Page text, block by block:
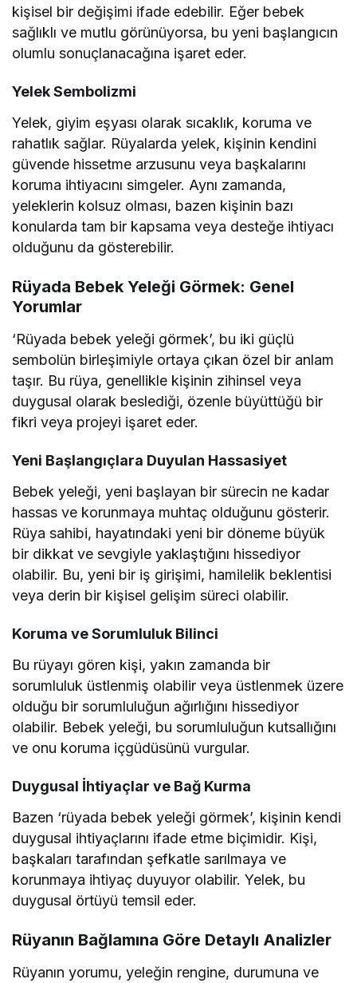
kişisel bir değişimi ifade edebilir. Eğer bebek
sağlıklı ve mutlu görünüyorsa, bu yeni başlangıcın
olumlu sonuçlanacağına işaret eder.
Yelek Sembolizmi
Yelek, giyim eşyası olarak sıcaklık, koruma ve
rahatlık sağlar. Rüyalarda yelek, kişinin kendini
güvende hissetme arzusunu veya başkalarını
koruma ihtiyacını simgeler. Aynı zamanda,
yeleklerin kolsuz olması, bazen kişinin bazı
konularda tam bir kapsama veya desteğe ihtiyacı
olduğunu da gösterebilir.
Rüyada Bebek Yeleği Görmek: Genel
Yorumlar
‘Rüyada bebek yeleği görmek’, bu iki güçlü
sembolün birleşimiyle ortaya çıkan özel bir anlam
taşır. Bu rüya, genellikle kişinin zihinsel veya
duygusal olarak beslediği, özenle büyüttüğü bir
fikri veya projeyi işaret eder.
Yeni Başlangıçlara Duyulan Hassasiyet
Bebek yeleği, yeni başlayan bir sürecin ne kadar
hassas ve korunmaya muhtaç olduğunu gösterir.
Rüya sahibi, hayatındaki yeni bir döneme büyük
bir dikkat ve sevgiyle yaklaştığını hissediyor
olabilir. Bu, yeni bir iş girişimi, hamilelik beklentisi
veya derin bir kişisel gelişim süreci olabilir.
Koruma ve Sorumluluk Bilinci
Bu rüyayı gören kişi, yakın zamanda bir
sorumluluk üstlenmiş olabilir veya üstlenmek üzere
olduğu bir sorumluluğun ağırlığını hissediyor
olabilir. Bebek yeleği, bu sorumluluğun kutsallığını
ve onu koruma içgüdüsünü vurgular.
Duygusal İhtiyaçlar ve Bağ Kurma
Bazen ‘rüyada bebek yeleği görmek’, kişinin kendi
duygusal ihtiyaçlarını ifade etme biçimidir. Kişi,
başkaları tarafından şefkatle sarılmaya ve
korunmaya ihtiyaç duyuyor olabilir. Yelek, bu
duygusal örtüyü temsil eder.
Rüyanın Bağlamına Göre Detaylı Analizler
Rüyanın yorumu, yeleğin rengine, durumuna ve